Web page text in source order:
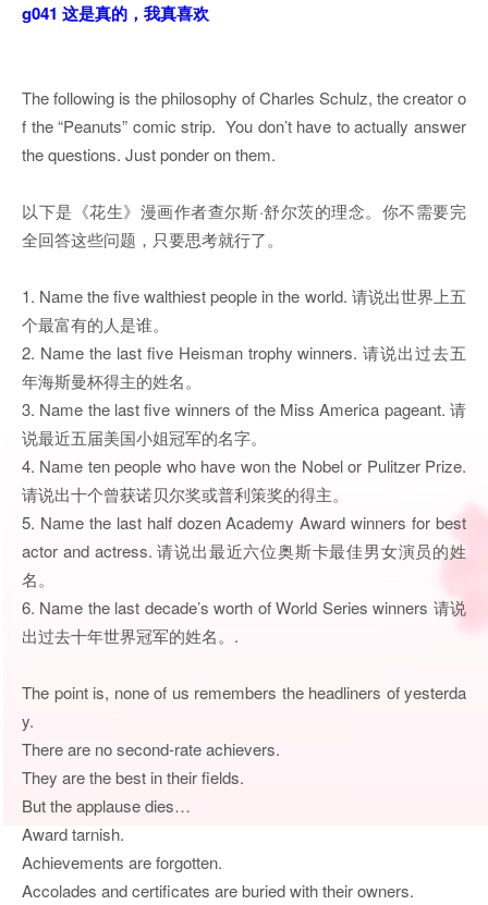
g041 这是真的，我真喜欢
The following is the philosophy of Charles Schulz, the creator o
f the “Peanuts” comic strip. You don’t have to actually answer
the questions. Just ponder on them.
以下是《花生》漫画作者查尔斯·舒尔茨的理念。你不需要完
全回答这些问题，只要思考就行了。
1. Name the five walthiest people in the world. 请说出世界上五
个最富有的人是谁。
2. Name the last five Heisman trophy winners. 请说出过去五
年海斯曼杯得主的姓名。
3. Name the last five winners of the Miss America pageant. 请
说最近五届美国小姐冠军的名字。
4. Name ten people who have won the Nobel or Pulitzer Prize.
请说出十个曾获诺贝尔奖或普利策奖的得主。
5. Name the last half dozen Academy Award winners for best
actor and actress. 请说出最近六位奥斯卡最佳男女演员的姓
名。
6. Name the last decade’s worth of World Series winners 请说
出过去十年世界冠军的姓名。.
The point is, none of us remembers the headliners of yesterda
y.
There are no second-rate achievers.
They are the best in their fields.
But the applause dies…
Award tarnish.
Achievements are forgotten.
Accolades and certificates are buried with their owners.